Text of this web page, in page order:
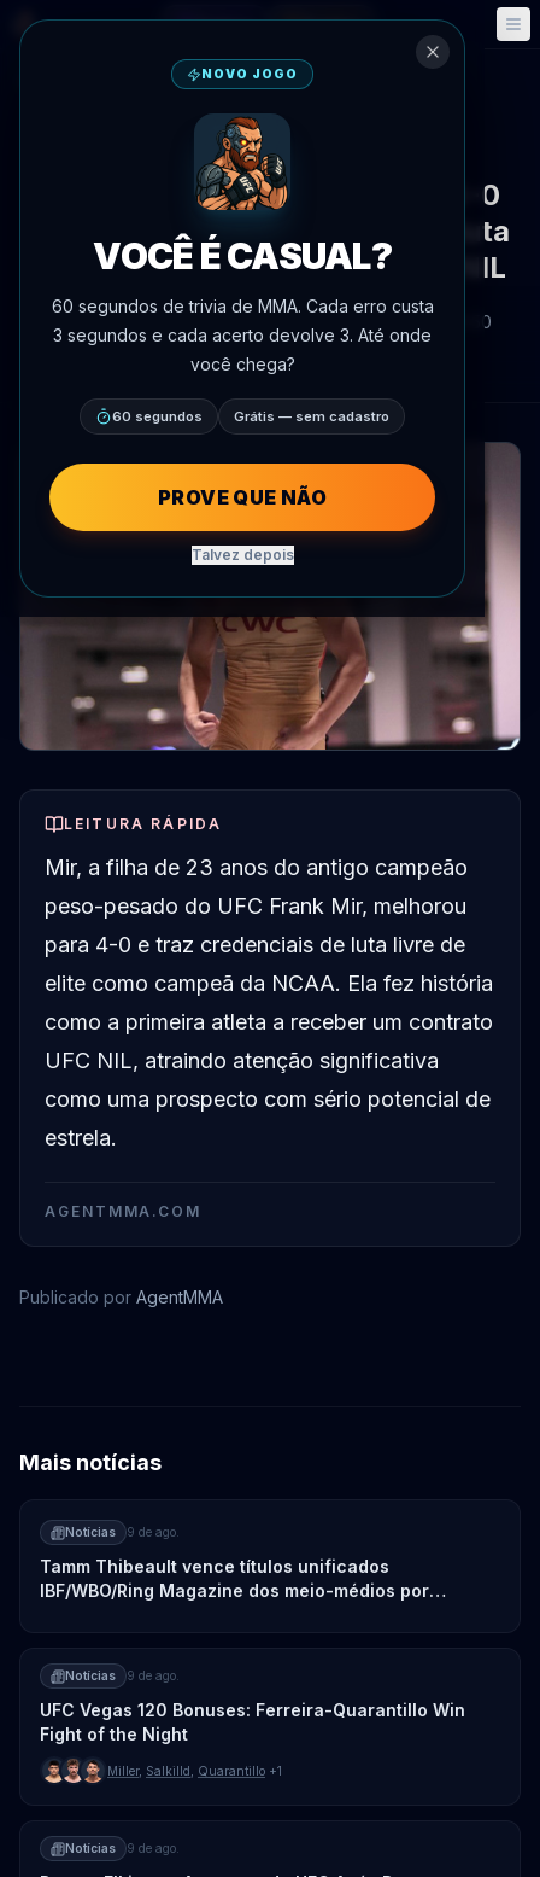
🎮 Fantasy 📅 Eventos
Voltar às notícias
Notícias
Filha de Frank Mir sobe para 4-0
aos 23 anos, ostenta título de luta
livre da NCAA e contrato UFC NIL
Por
, 15:50
LEITURA RÁPIDA
Mir, a filha de 23 anos do antigo campeão
peso-pesado do UFC Frank Mir, melhorou
para 4-0 e traz credenciais de luta livre de
elite como campeã da NCAA. Ela fez história
como a primeira atleta a receber um contrato
UFC NIL, atraindo atenção significativa
como uma prospecto com sério potencial de
estrela.
AGENTMMA.COM
Publicado por AgentMMA
Mais notícias
Notícias 9 de ago.
Tamm Thibeault vence títulos unificados
IBF/WBO/Ring Magazine dos meio-médios por
Notícias 9 de ago.
UFC Vegas 120 Bonuses: Ferreira-Quarantillo Win
Fight of the Night
Miller, Salkilld Quarantillo +1
Notícias 9 de ago.
NOVO JOGO
VOCÊ É CASUAL?
60 segundos de trivia de MMA. Cada erro custa
3 segundos e cada acerto devolve 3. Até onde
você chega?
60 segundos Grátis — sem cadastro
PROVE QUE NÃO
Talvez depois